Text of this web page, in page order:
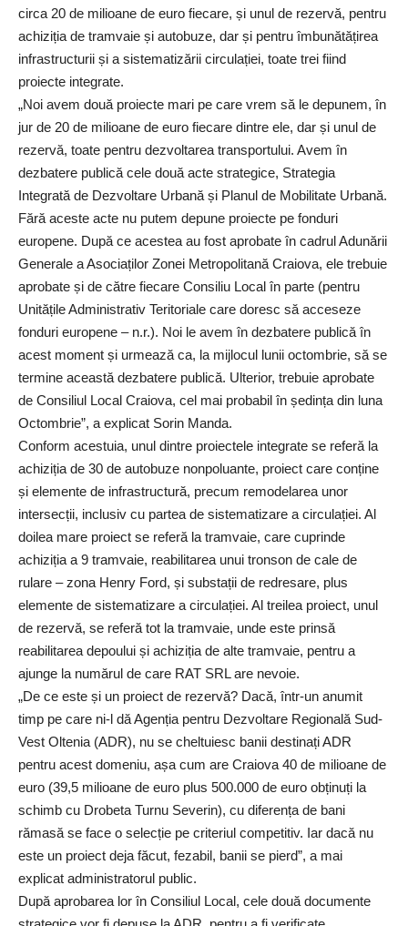
circa 20 de milioane de euro fiecare, și unul de rezervă, pentru
achiziția de tramvaie și autobuze, dar și pentru îmbunătățirea
infrastructurii și a sistematizării circulației, toate trei fiind
proiecte integrate.
„Noi avem două proiecte mari pe care vrem să le depunem, în
jur de 20 de milioane de euro fiecare dintre ele, dar și unul de
rezervă, toate pentru dezvoltarea transportului. Avem în
dezbatere publică cele două acte strategice, Strategia
Integrată de Dezvoltare Urbană și Planul de Mobilitate Urbană.
Fără aceste acte nu putem depune proiecte pe fonduri
europene. După ce acestea au fost aprobate în cadrul Adunării
Generale a Asociaților Zonei Metropolitană Craiova, ele trebuie
aprobate și de către fiecare Consiliu Local în parte (pentru
Unitățile Administrativ Teritoriale care doresc să acceseze
fonduri europene – n.r.). Noi le avem în dezbatere publică în
acest moment și urmează ca, la mijlocul lunii octombrie, să se
termine această dezbatere publică. Ulterior, trebuie aprobate
de Consiliul Local Craiova, cel mai probabil în ședința din luna
Octombrie”, a explicat Sorin Manda.
Conform acestuia, unul dintre proiectele integrate se referă la
achiziția de 30 de autobuze nonpoluante, proiect care conține
și elemente de infrastructură, precum remodelarea unor
intersecții, inclusiv cu partea de sistematizare a circulației. Al
doilea mare proiect se referă la tramvaie, care cuprinde
achiziția a 9 tramvaie, reabilitarea unui tronson de cale de
rulare – zona Henry Ford, și substații de redresare, plus
elemente de sistematizare a circulației. Al treilea proiect, unul
de rezervă, se referă tot la tramvaie, unde este prinsă
reabilitarea depoului și achiziția de alte tramvaie, pentru a
ajunge la numărul de care RAT SRL are nevoie.
„De ce este și un proiect de rezervă? Dacă, într-un anumit
timp pe care ni-l dă Agenția pentru Dezvoltare Regională Sud-
Vest Oltenia (ADR), nu se cheltuiesc banii destinați ADR
pentru acest domeniu, așa cum are Craiova 40 de milioane de
euro (39,5 milioane de euro plus 500.000 de euro obținuți la
schimb cu Drobeta Turnu Severin), cu diferența de bani
rămasă se face o selecție pe criteriul competitiv. Iar dacă nu
este un proiect deja făcut, fezabil, banii se pierd”, a mai
explicat administratorul public.
După aprobarea lor în Consiliul Local, cele două documente